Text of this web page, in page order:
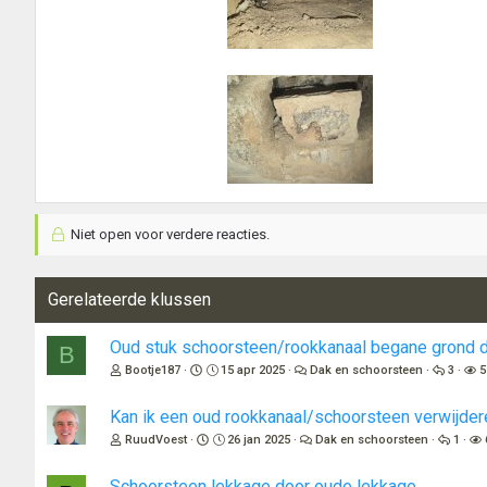
Niet open voor verdere reacties.
Gerelateerde klussen
B Oud stuk schoorsteen/rookkanaal begane grond
Bootje187 15 apr 2025 Dak en schoorsteen 3
Kan ik een oud rookkanaal/schoorsteen
RuudVoest 26 jan 2025 Dak en schoorsteen 1